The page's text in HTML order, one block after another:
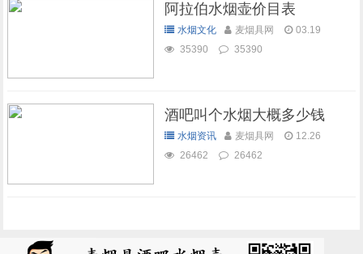
阿拉伯水烟壶价目表
水烟文化 麦烟具网
03.19
35390
35390
酒吧叫个水烟大概多少钱
水烟资讯 麦烟具网
12.26
26462
26462